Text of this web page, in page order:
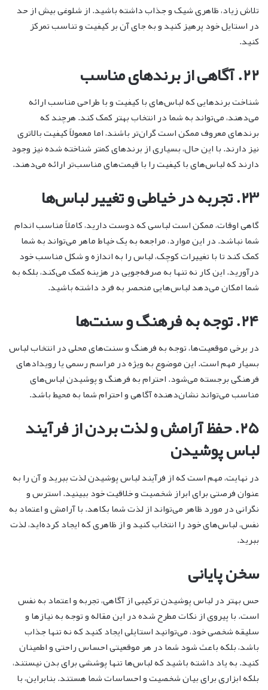
تلاش زیاد، ظاهری شیک و جذاب داشته باشید. از شلوغی بیش از حد
در استایل خود پرهیز کنید و به جای آن بر کیفیت و تناسب تمرکز
کنید.
۲۲. آگاهی از برندهای مناسب
شناخت برندهایی که لباس‌های با کیفیت و با طراحی مناسب ارائه
می‌دهند، می‌تواند به شما در انتخاب بهتر کمک کند. هرچند که
برندهای معروف ممکن است گران‌تر باشند، اما معمولاً کیفیت بالاتری
نیز دارند. با این حال، بسیاری از برندهای کمتر شناخته شده نیز وجود
دارند که لباس‌های با کیفیت را با قیمت‌های مناسب‌تر ارائه می‌دهند.
۲۳. تجربه در خیاطی و تغییر لباس‌ها
گاهی اوقات، ممکن است لباسی که دوست دارید، کاملاً مناسب اندام
شما نباشد. در این موارد، مراجعه به یک خیاط ماهر می‌تواند به شما
کمک کند تا با تغییرات کوچک، لباس را به اندازه و شکل مناسب خود
درآورید. این کار نه تنها به صرفه‌جویی در هزینه کمک می‌کند، بلکه به
شما امکان می‌دهد لباس‌هایی منحصر به فرد داشته باشید.
۲۴. توجه به فرهنگ و سنت‌ها
در برخی موقعیت‌ها، توجه به فرهنگ و سنت‌های محلی در انتخاب لباس
بسیار مهم است. این موضوع به ویژه در مراسم رسمی یا رویدادهای
فرهنگی برجسته می‌شود. احترام به فرهنگ و پوشیدن لباس‌های
مناسب می‌تواند نشان‌دهنده آگاهی و احترام شما به محیط باشد.
۲۵. حفظ آرامش و لذت بردن از فرآیند
لباس پوشیدن
در نهایت، مهم است که از فرآیند لباس پوشیدن لذت ببرید و آن را به
عنوان فرصتی برای ابراز شخصیت و خلاقیت خود ببینید. استرس و
نگرانی در مورد ظاهر می‌تواند از لذت شما بکاهد. با آرامش و اعتماد به
نفس، لباس‌های خود را انتخاب کنید و از ظاهری که ایجاد کرده‌اید، لذت
ببرید.
سخن پایانی
حس بهتر در لباس پوشیدن ترکیبی از آگاهی، تجربه و اعتماد به نفس
است. با پیروی از نکات مطرح شده در این مقاله و توجه به نیازها و
سلیقه شخصی خود، می‌توانید استایلی ایجاد کنید که نه تنها جذاب
باشد، بلکه باعث شود شما در هر موقعیتی احساس راحتی و اطمینان
کنید. به یاد داشته باشید که لباس‌ها تنها پوششی برای بدن نیستند،
بلکه ابزاری برای بیان شخصیت و احساسات شما هستند. بنابراین، با